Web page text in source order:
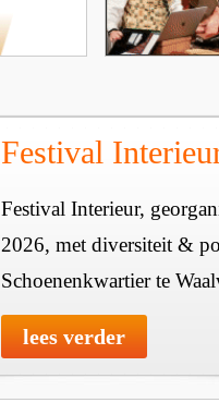
Festival
Festival Interieur,
2026, met diversiteit &
Schoenenkwartier te
lees verder